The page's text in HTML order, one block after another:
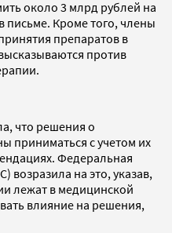
около 3 млрд рублей на
письме. Кроме того, члены
препаратов в
против
что решения о
приниматься с учетом их
Федеральная
на это, указав,
лежат в медицинской
влияние на решения,